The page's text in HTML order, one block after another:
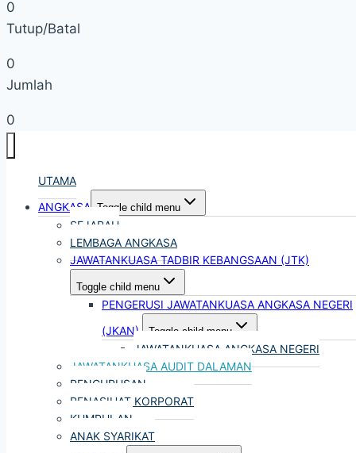
0
Tutup/Batal
0
Jumlah
0
UTAMA
ANGKASA Toggle child menu
SEJARAH
LEMBAGA ANGKASA
JAWATANKUASA TADBIR KEBANGSAAN (JTK)
Toggle child menu
PENGERUSI JAWATANKUASA ANGKASA NEGERI
(JKAN)
Toggle child menu
JAWATANKUASA ANGKASA NEGERI
JAWATANKUASA AUDIT DALAMAN
PENGURUSAN
PENASIHAT KORPORAT
KUMPULAN
ANAK SYARIKAT